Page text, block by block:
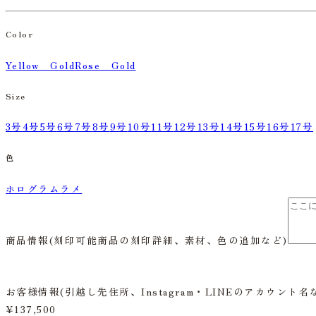
Color
Yellow GoldRose Gold
Size
3号 4号5号6号 7号8号9号 10号11号 12号 13号14号 15号16号 17号
色
ホログラム ラメ
商品情報(刻印可能商品の刻印詳細、素材、色の追加など)
お客様情報(引越し先住所、Instagram・LINEのアカウント名
¥137,500